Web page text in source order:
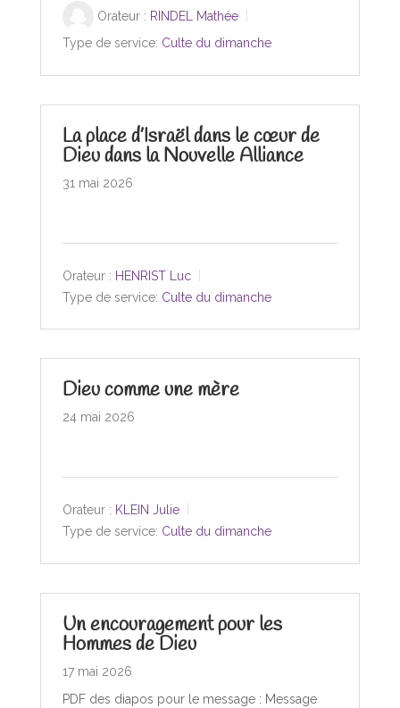
Orateur : RINDEL Mathée
Type de service: Culte du dimanche
La place d’Israël dans le cœur de
Dieu dans la Nouvelle Alliance
31 mai 2026
Orateur : HENRIST Luc
Type de service: Culte du dimanche
Dieu comme une mère
24 mai 2026
Orateur : KLEIN Julie
Type de service: Culte du dimanche
Un encouragement pour les
Hommes de Dieu
17 mai 2026
PDF des diapos pour le message : Message